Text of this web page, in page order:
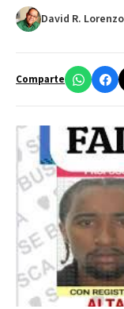
David R. Lorenzo
Comparte